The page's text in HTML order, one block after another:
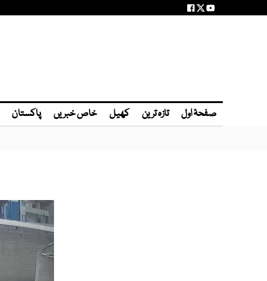
صفحۂ اول تازہ ترین کھیل خاص خبریں پاکستان